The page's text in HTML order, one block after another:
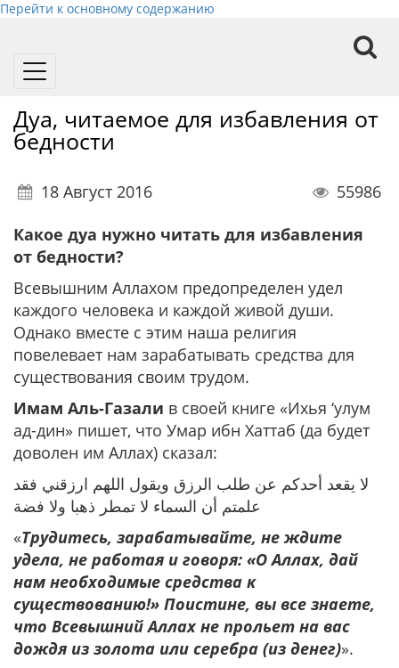
Перейти к основному содержанию
Toggle
Дуа, читаемое для избавления от
бедности
18 Август 2016
55986
Какое дуа нужно читать для избавления
от бедности?
Всевышним Аллахом предопределен удел
каждого человека и каждой живой души.
Однако вместе с этим наша религия
повелевает нам зарабатывать средства для
существования своим трудом.
Имам Аль-Газали в своей книге «Ихья ‘улум
ад-дин» пишет, что Умар ибн Хаттаб (да будет
доволен им Аллах) сказал:
لا يقعد أحدكم عن طلب الرزق ويقول اللهم ارزقني فقد
علمتم أن السماء لا تمطر ذهبا ولا فضة
«Трудитесь, зарабатывайте, не ждите
удела, не работая и говоря: «О Аллах, дай
нам необходимые средства к
существованию!» Поистине, вы все знаете,
что Всевышний Аллах не прольет на вас
дождя из золота или серебра (из денег)».